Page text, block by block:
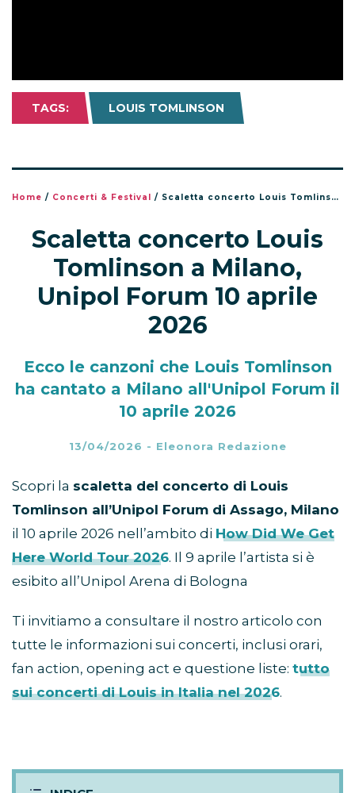
TAGS: LOUIS TOMLINSON
Home / Concerti & Festival / Scaletta concerto Louis Tomlinson a Milano, Unipol Forum 10 aprile 2026
Scaletta concerto Louis
Tomlinson a Milano,
Unipol Forum 10 aprile
2026
Ecco le canzoni che Louis Tomlinson
ha cantato a Milano all'Unipol Forum il
10 aprile 2026
13/04/2026 - Eleonora Redazione
Scopri la scaletta del concerto di Louis
Tomlinson all’Unipol Forum di Assago, Milano
il 10 aprile 2026 nell’ambito di How Did We Get
Here World Tour 2026. Il 9 aprile l’artista si è
esibito all’Unipol Arena di Bologna
Ti invitiamo a consultare il nostro articolo con
tutte le informazioni sui concerti, inclusi orari,
fan action, opening act e questione liste: tutto
sui concerti di Louis in Italia nel 2026.